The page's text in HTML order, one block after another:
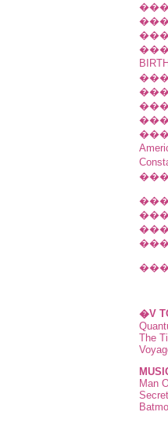
���
�V
The
Man